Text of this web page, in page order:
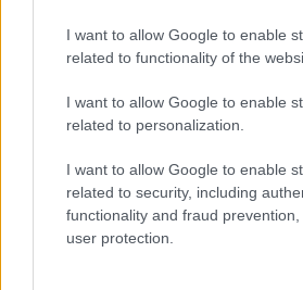
I want to allow Google to enable
related to functionality of the
I want to allow Google to enable
related to personalization.
I want to allow Google to enable
related to security, including
functionality and fraud
user protection.
Euro Gsm
232.000 Ft (új)